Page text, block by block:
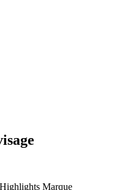
Highlights Marque